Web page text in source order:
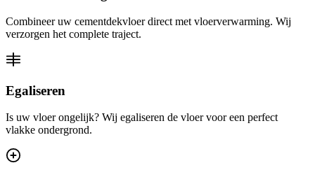
Combineer uw cementdekvloer direct met vloerverwarming. Wij
verzorgen het complete traject.
Egaliseren
Is uw vloer ongelijk? Wij egaliseren de vloer voor een perfect
vlakke ondergrond.